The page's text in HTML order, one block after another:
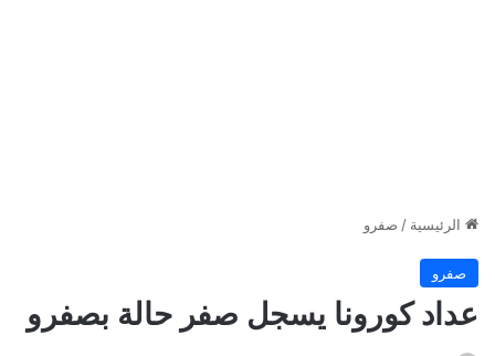
الرئيسية / صفرو
صفرو
عداد كورونا يسجل صفر حالة بصفرو